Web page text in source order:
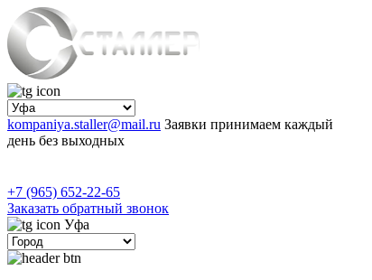
kompaniya.staller@mail.ru Заявки принимаем каждый
день без выходных
+7 (965) 652-22-65
Заказать обратный звонок
Уфа